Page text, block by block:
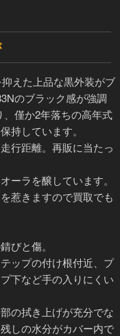
えた上品な黒外装がブ
のブラック感が強調
僅か2年落ちの高年式
持しています。
行距離。再販に当たっ
ーラを醸しています。
惹きますので買取でも
びと傷。
ップの付け根付近、プ
下など手の入りにくい
の拭き上げが充分でな
しの水分がカバー内で